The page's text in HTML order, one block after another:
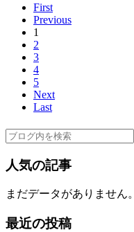
First
Previous
1
2
3
4
5
Next
Last
人気の記事
まだデータがありません。
最近の投稿